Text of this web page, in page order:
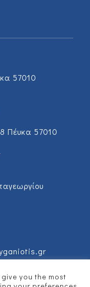
57010
Πέυκα 57010
you the most